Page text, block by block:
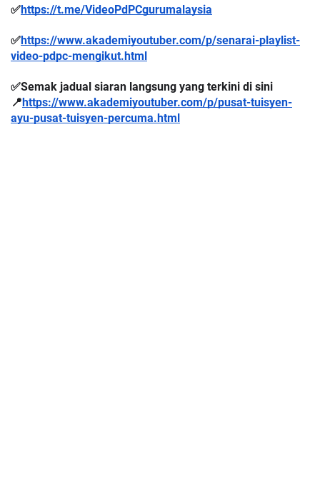
✅https://t.me/VideoPdPCgurumalaysia
✅https://www.akademiyoutuber.com/p/senarai-playlist-
video-pdpc-mengikut.html
✅Semak jadual siaran langsung yang terkini di sini
📍https://www.akademiyoutuber.com/p/pusat-tuisyen-
ayu-pusat-tuisyen-percuma.html